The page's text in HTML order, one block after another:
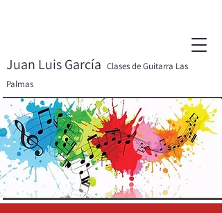
Juan Luis García Clases de Guitarra Las
Palmas